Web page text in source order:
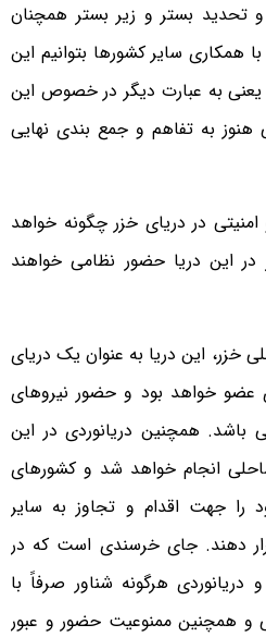
تحدید بستر و زیر بستر همچنان
همکاری سایر کشورها بتوانیم این
یعنی به عبارت دیگر در خصوص این
به تفاهم و جمع بندی نهایی
در دریای خزر چگونه خواهد
در این دریا حضور نظامی خواهند
خزر، این دریا به عنوان یک دریای
خواهد بود و حضور نیروهای
باشد. همچنین دریانوردی در این
پرچم ۵ کشور ساحلی انجام خواهد شد و کشورهای
را جهت اقدام و تجاوز به سایر
دهند. جای خرسندی است که در
دریانوردی هرگونه شناور صرفاً با
و همچنین ممنوعیت حضور و عبور